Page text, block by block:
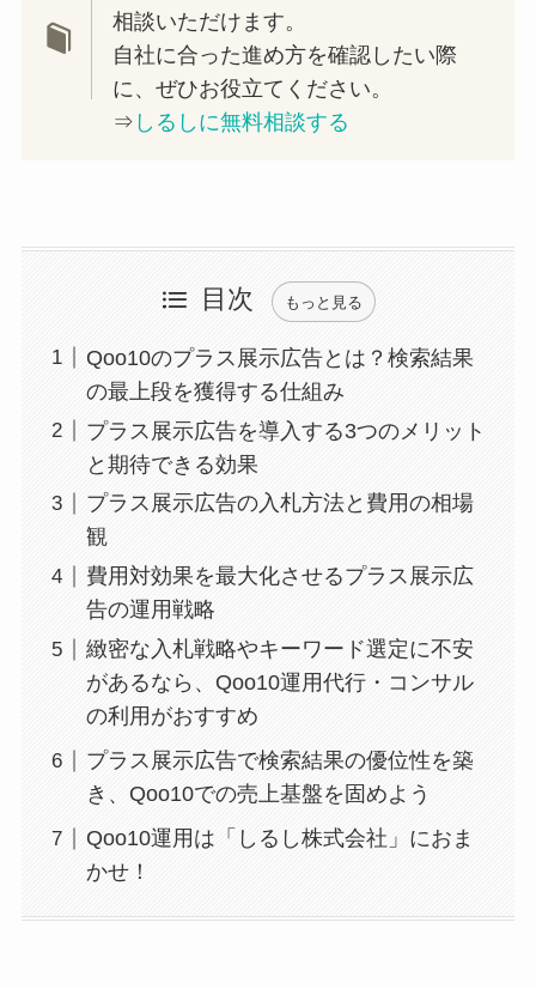
相談いただけます。
自社に合った進め方を確認したい際
に、ぜひお役立てください。
⇒ しるしに無料相談する
目次 もっと見る
Qoo10のプラス展示広告とは？検索結果
の最上段を獲得する仕組み
プラス展示広告を導入する3つのメリット
と期待できる効果
プラス展示広告の入札方法と費用の相場
観
費用対効果を最大化させるプラス展示広
告の運用戦略
緻密な入札戦略やキーワード選定に不安
があるなら、Qoo10運用代行・コンサル
の利用がおすすめ
プラス展示広告で検索結果の優位性を築
き、Qoo10での売上基盤を固めよう
Qoo10運用は「しるし株式会社」におま
かせ！